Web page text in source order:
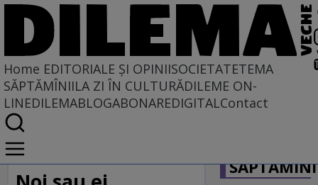
Home EDITORIALE ȘI OPINIISOCIETATETEMA
SĂPTĂMÎNIILA ZI ÎN CULTURĂDILEME ON-
LINEDILEMABLOGABONAREDIGITALContact
Home
EDITORIALE ȘI OPINII
PE CE LUME TRĂIM